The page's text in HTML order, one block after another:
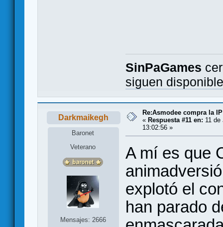
SinPaGames
siguen
Darkmaikegh
Baronet
Veterano
Mensajes: 2666
Re:Asmodee compra la
« Respuesta #11 en: 11 de
13:02:56 »
A mí es que
explotó el
han parado